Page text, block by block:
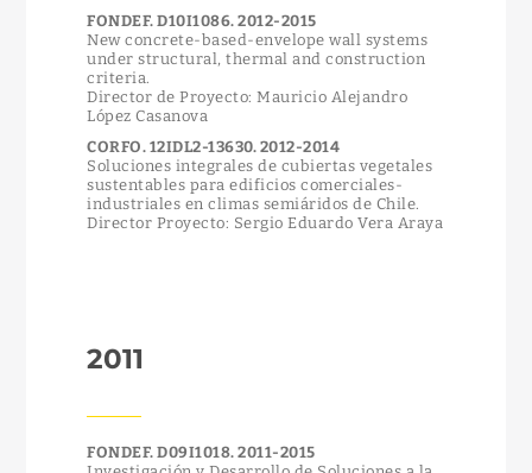
FONDEF. D10I1086. 2012-2015
New concrete-based-envelope wall systems
under structural, thermal and construction
criteria.
Director de Proyecto: Mauricio Alejandro
López Casanova
CORFO. 12IDL2-13630. 2012-2014
Soluciones integrales de cubiertas vegetales
sustentables para edificios comerciales-
industriales en climas semiáridos de Chile.
Director Proyecto: Sergio Eduardo Vera Araya
2011
FONDEF. D09I1018. 2011-2015